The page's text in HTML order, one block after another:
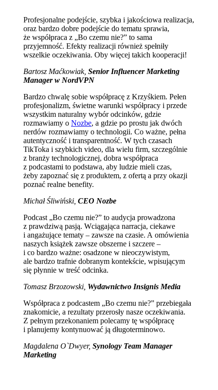
Profesjonalne podejście, szybka i jakościowa realizacja,
oraz bardzo dobre podejście do tematu sprawia,
że współpraca z „Bo czemu nie?” to sama
przyjemność. Efekty realizacji również spełniły
wszelkie oczekiwania. Oby więcej takich kooperacji!
Bartosz Maćkowiak, Senior Influencer Marketing
Manager w NordVPN
Bardzo chwalę sobie współpracę z Krzyśkiem. Pełen
profesjonalizm, świetne warunki współpracy i przede
wszystkim naturalny wybór odcinków, gdzie
rozmawiamy o Nozbe, a gdzie po prostu jak dwóch
nerdów rozmawiamy o technologii. Co ważne, pełna
autentyczność i transparentność. W tych czasach
TikToka i szybkich video, dla wielu firm, szczególnie
z branży technologicznej, dobra współpraca
z podcastami to podstawa, aby ludzie mieli czas,
żeby zapoznać się z produktem, z ofertą a przy okazji
poznać realne benefity.
Michał Śliwiński, CEO Nozbe
Podcast „Bo czemu nie?” to audycja prowadzona
z prawdziwą pasją. Wciągająca narracja, ciekawe
i angażujące tematy – zawsze na czasie. A omówienia
naszych książek zawsze obszerne i szczere –
i co bardzo ważne: osadzone w nieoczywistym,
ale bardzo trafnie dobranym kontekście, wpisującym
się płynnie w treść odcinka.
Tomasz Brzozowski, Wydawnictwo Insignis Media
Współpraca z podcastem „Bo czemu nie?” przebiegała
znakomicie, a rezultaty przerosły nasze oczekiwania.
Z pełnym przekonaniem polecamy tę współpracę
i planujemy kontynuować ją długoterminowo.
Magdalena O`Dwyer, Synology Team Manager
Marketing